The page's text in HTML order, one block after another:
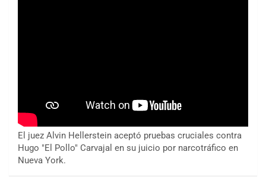
El juez Alvin Hellerstein aceptó pruebas cruciales contra
Hugo "El Pollo" Carvajal en su juicio por narcotráfico en
Nueva York.